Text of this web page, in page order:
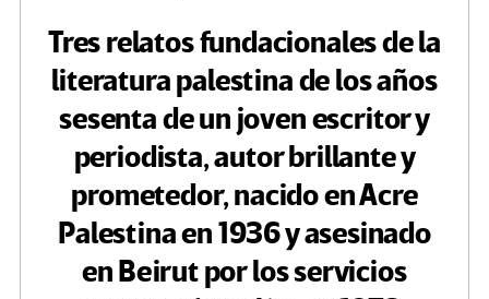
Tres relatos fundacionales de la
literatura palestina de los años
sesenta de un joven escritor y
periodista, autor brillante y
prometedor, nacido en Acre
Palestina en 1936 y asesinado
en Beirut por los servicios